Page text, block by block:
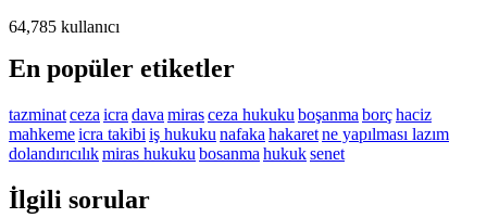
64,785 kullanıcı
En popüler etiketler
tazminatceza icra dava mirasceza hukuku boşanma borçhaciz
mahkemeicra takibi iş hukuku nafaka hakaretne yapılması lazım
dolandırıcılıkmiras hukuku bosanma hukuksenet
İlgili sorular